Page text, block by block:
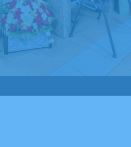
pour votre humanité et votre
bien sûr vos services